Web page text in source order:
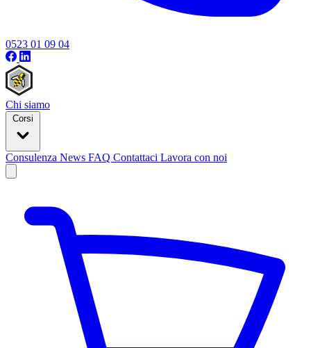
0523 01 09 04
Chi siamo
Corsi
Consulenza News FAQ Contattaci Lavora con noi